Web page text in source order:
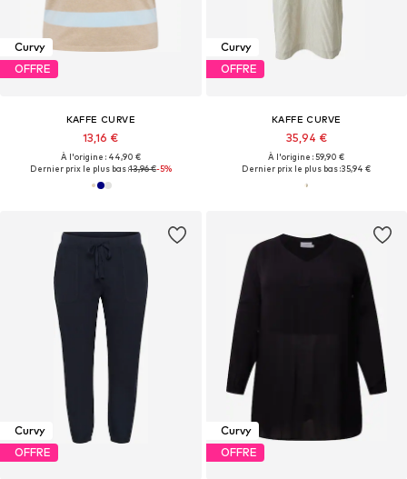
Curvy
OFFRE
KAFFE CURVE
13,16 €
À l'origine : 44,90 €
Dernier prix le plus bas :13,96 €-5%
Curvy
OFFRE
KAFFE CURVE
35,94 €
À l'origine : 59,90 €
Dernier prix le plus bas :35,94 €
Curvy
OFFRE
Curvy
OFFRE